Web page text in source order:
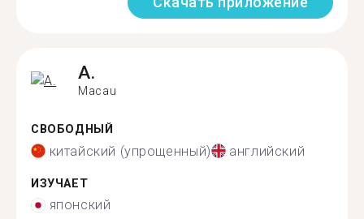
A.
Macau
СВОБОДНЫЙ
китайский (упрощенный) английский
ИЗУЧАЕТ
японский